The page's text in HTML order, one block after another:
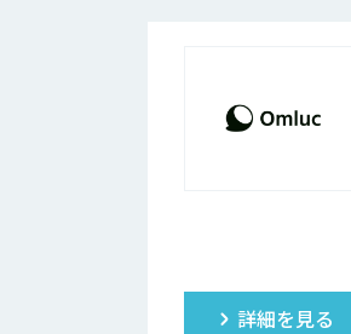
詳細を見る